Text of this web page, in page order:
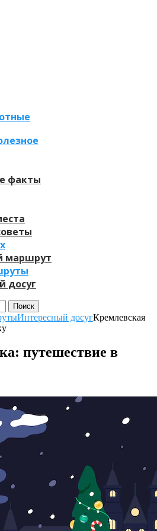
факты
маршрут
досуг
Поиск
Интересный досугКремлевская
путешествие в